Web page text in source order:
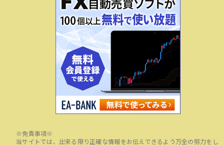
※免責事項※
当サイトでは、出来る限り正確な情報をお伝えできるよう万全の努力をし